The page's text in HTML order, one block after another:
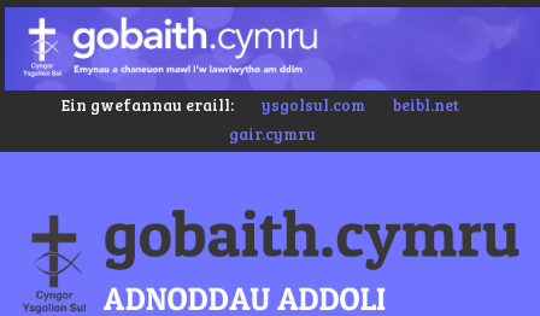
Ein gwefannau eraill: ysgolsul.com
beibl.net
gair.cymru